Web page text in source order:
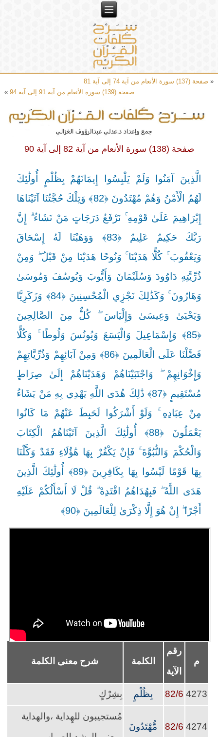
« صفحة (137) سورة الأنعام من آية 74 إلى آية 81
صفحة (139) سورة الأنعام من آية 91 إلى آية 94
»
صفحة (138) سورة الأنعام من آية 82 إلى آية 90
الَّذِينَ آمَنُوا وَلَمْ يَلْبِسُوا إِيمَانَهُمْ بِظُلْمٍ أُولَٰئِكَ
لَهُمُ الْأَمْنُ وَهُمْ مُهْتَدُونَ ﴿82﴾ وَتِلْكَ حُجَّتُنَا آتَيْنَاهَا
إِبْرَاهِيمَ عَلَىٰ قَوْمِهِ ۚ نَرْفَعُ دَرَجَاتٍ مَنْ نَشَاءُ ۗ إِنَّ
رَبَّكَ حَكِيمٌ عَلِيمٌ ﴿83﴾ وَوَهَبْنَا لَهُ إِسْحَاقَ
وَيَعْقُوبَ ۚ كُلًّا هَدَيْنَا ۚ وَنُوحًا هَدَيْنَا مِنْ قَبْلُ ۖ وَمِنْ
ذُرِّيَّتِهِ دَاوُودَ وَسُلَيْمَانَ وَأَيُّوبَ وَيُوسُفَ وَمُوسَىٰ
وَهَارُونَ ۚ وَكَذَٰلِكَ نَجْزِي الْمُحْسِنِينَ ﴿84﴾ وَزَكَرِيَّا
وَيَحْيَىٰ وَعِيسَىٰ وَإِلْيَاسَ ۖ كُلٌّ مِنَ الصَّالِحِينَ
﴿85﴾ وَإِسْمَاعِيلَ وَالْيَسَعَ وَيُونُسَ وَلُوطًا ۚ وَكُلًّا
فَضَّلْنَا عَلَى الْعَالَمِينَ ﴿86﴾ وَمِنْ آبَائِهِمْ وَذُرِّيَّاتِهِمْ
وَإِخْوَانِهِمْ ۖ وَاجْتَبَيْنَاهُمْ وَهَدَيْنَاهُمْ إِلَىٰ صِرَاطٍ
مُسْتَقِيمٍ ﴿87﴾ ذَٰلِكَ هُدَى اللَّهِ يَهْدِي بِهِ مَنْ يَشَاءُ
مِنْ عِبَادِهِ ۚ وَلَوْ أَشْرَكُوا لَحَبِطَ عَنْهُمْ مَا كَانُوا
يَعْمَلُونَ ﴿88﴾ أُولَٰئِكَ الَّذِينَ آتَيْنَاهُمُ الْكِتَابَ
وَالْحُكْمَ وَالنُّبُوَّةَ ۚ فَإِنْ يَكْفُرْ بِهَا هَٰؤُلَاءِ فَقَدْ وَكَّلْنَا
بِهَا قَوْمًا لَيْسُوا بِهَا بِكَافِرِينَ ﴿89﴾ أُولَٰئِكَ الَّذِينَ
هَدَى اللَّهُ ۖ فَبِهُدَاهُمُ اقْتَدِهْ ۗ قُلْ لَا أَسْأَلُكُمْ عَلَيْهِ
أَجْرًا ۖ إِنْ هُوَ إِلَّا ذِكْرَىٰ لِلْعَالَمِينَ ﴿90﴾
م
رقم
الآية
الكلمة شرح معنى الكلمة
4273
82/6 بِظُلْمٍ بِشِرْكٍ
4274
82/6 مُّهْتَدُونَ
مُستجيبون للهِداية ،والهداية